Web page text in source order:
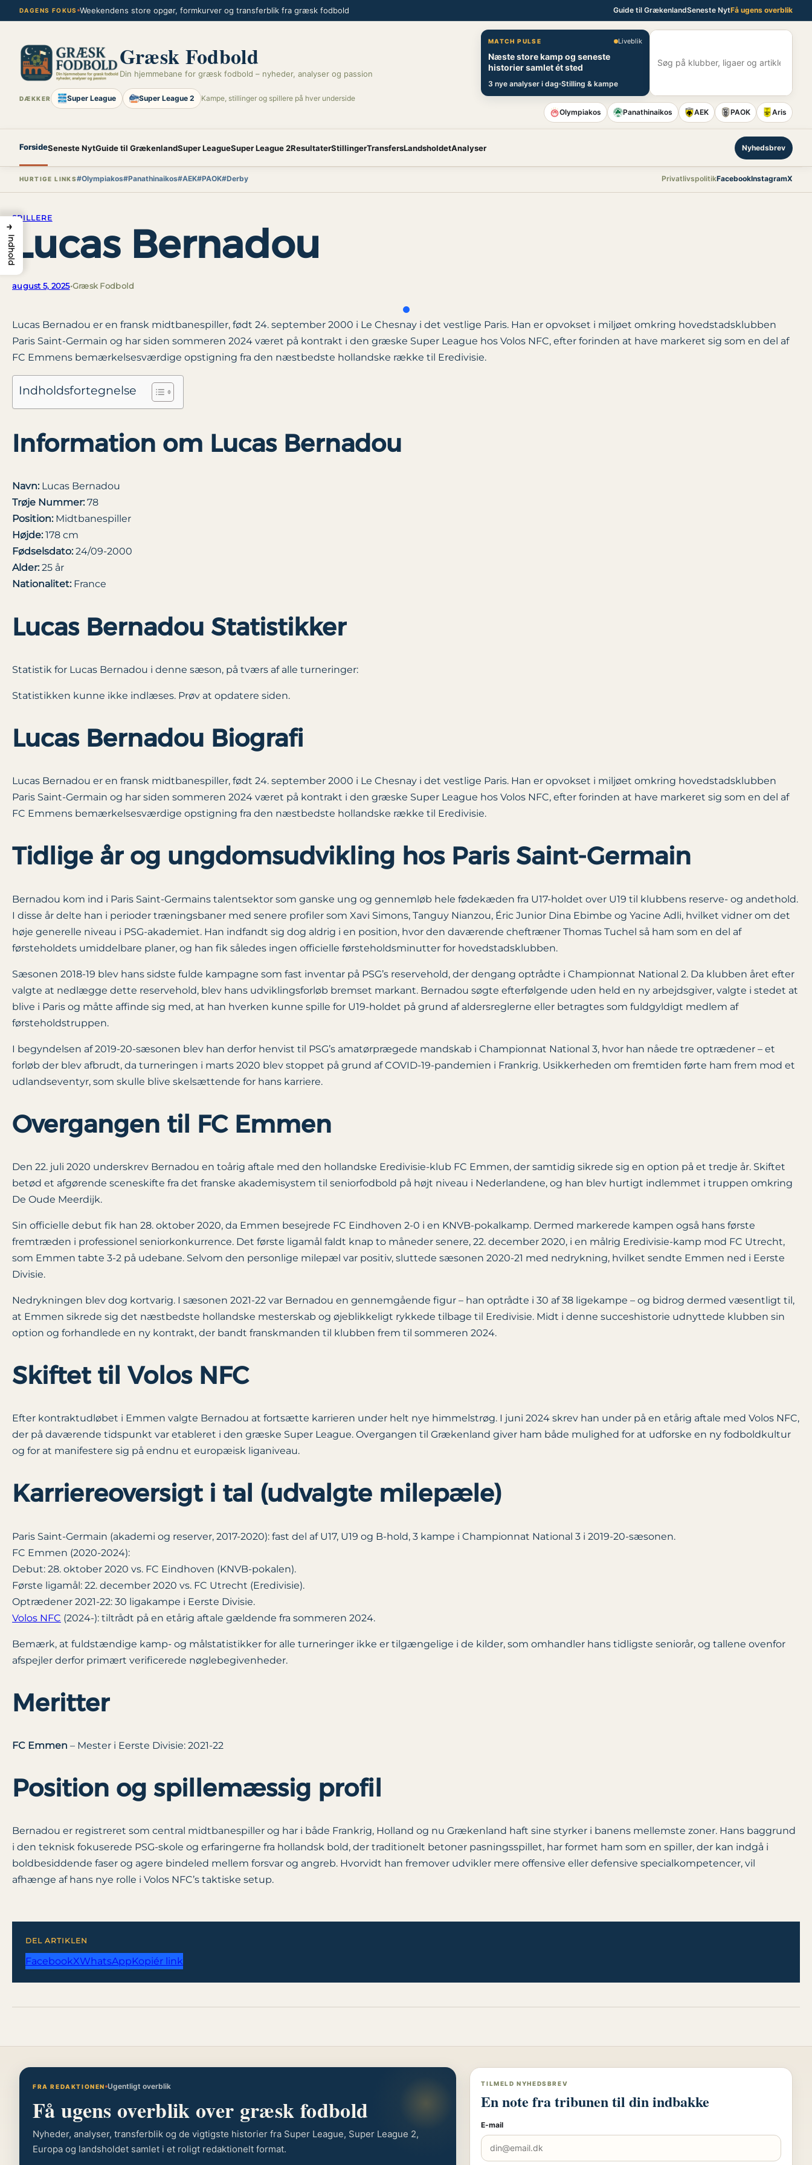
Spring
til
DAGENS FOKUS Weekendens store opgør, formkurver og transferblik fra græsk fodbold Guide til GrækenlandSeneste NytFå ugens overblik
Græsk Fodbold
Din hjemmebane for græsk fodbold – nyheder, analyser og passion
DÆKKER Super League Super League 2 Kampe, stillinger og spillere på hver underside
MATCH PULSE Liveblik
Næste store kamp og seneste
historier samlet ét sted
3 nye analyser i dag Stilling & kampe
Olympiakos Panathinaikos AEK PAOK Aris
ForsideSeneste NytGuide til GrækenlandSuper LeagueSuper League 2ResultaterStillingerTransfersLandsholdetAnalyser Nyhedsbrev
HURTIGE LINKS#Olympiakos#Panathinaikos#AEK#PAOK#Derby PrivatlivspolitikFacebookInstagramX
SPILLERE
Lucas Bernadou
august 5, 2025•Græsk Fodbold
Lucas Bernadou er en fransk midtbanespiller, født 24. september 2000 i Le Chesnay i det vestlige Paris. Han er opvokset i miljøet omkring hovedstadsklubben
Paris Saint-Germain og har siden sommeren 2024 været på kontrakt i den græske Super League hos Volos NFC, efter forinden at have markeret sig som en del af
FC Emmens bemærkelsesværdige opstigning fra den næstbedste hollandske række til Eredivisie.
Indholdsfortegnelse
Information om Lucas Bernadou
Navn:Lucas Bernadou
Trøje Nummer:78
Position:Midtbanespiller
Højde:178 cm
Fødselsdato:24/09-2000
Alder:25 år
Nationalitet:France
Lucas Bernadou Statistikker
Statistik for Lucas Bernadou i denne sæson, på tværs af alle turneringer:
Statistikken kunne ikke indlæses. Prøv at opdatere siden.
Lucas Bernadou Biografi
Lucas Bernadou er en fransk midtbanespiller, født 24. september 2000 i Le Chesnay i det vestlige Paris. Han er opvokset i miljøet omkring hovedstadsklubben
Paris Saint-Germain og har siden sommeren 2024 været på kontrakt i den græske Super League hos Volos NFC, efter forinden at have markeret sig som en del af
FC Emmens bemærkelsesværdige opstigning fra den næstbedste hollandske række til Eredivisie.
Tidlige år og ungdomsudvikling hos Paris Saint-Germain
Bernadou kom ind i Paris Saint-Germains talentsektor som ganske ung og gennemløb hele fødekæden fra U17-holdet over U19 til klubbens reserve- og andethold.
I disse år delte han i perioder træningsbaner med senere profiler som Xavi Simons, Tanguy Nianzou, Éric Junior Dina Ebimbe og Yacine Adli, hvilket vidner om det
høje generelle niveau i PSG-akademiet. Han indfandt sig dog aldrig i en position, hvor den daværende cheftræner Thomas Tuchel så ham som en del af
førsteholdets umiddelbare planer, og han fik således ingen officielle førsteholdsminutter for hovedstadsklubben.
Sæsonen 2018-19 blev hans sidste fulde kampagne som fast inventar på PSG’s reservehold, der dengang optrådte i Championnat National 2. Da klubben året efter
valgte at nedlægge dette reservehold, blev hans udviklingsforløb bremset markant. Bernadou søgte efterfølgende uden held en ny arbejdsgiver, valgte i stedet at
blive i Paris og måtte affinde sig med, at han hverken kunne spille for U19-holdet på grund af aldersreglerne eller betragtes som fuldgyldigt medlem af
førsteholdstruppen.
I begyndelsen af 2019-20-sæsonen blev han derfor henvist til PSG’s amatørprægede mandskab i Championnat National 3, hvor han nåede tre optrædener – et
forløb der blev afbrudt, da turneringen i marts 2020 blev stoppet på grund af COVID-19-pandemien i Frankrig. Usikkerheden om fremtiden førte ham frem mod et
udlandseventyr, som skulle blive skelsættende for hans karriere.
Overgangen til FC Emmen
Den 22. juli 2020 underskrev Bernadou en toårig aftale med den hollandske Eredivisie-klub FC Emmen, der samtidig sikrede sig en option på et tredje år. Skiftet
betød et afgørende sceneskifte fra det franske akademisystem til seniorfodbold på højt niveau i Nederlandene, og han blev hurtigt indlemmet i truppen omkring
De Oude Meerdijk.
Sin officielle debut fik han 28. oktober 2020, da Emmen besejrede FC Eindhoven 2-0 i en KNVB-pokalkamp. Dermed markerede kampen også hans første
fremtræden i professionel seniorkonkurrence. Det første ligamål faldt knap to måneder senere, 22. december 2020, i en målrig Eredivisie-kamp mod FC Utrecht,
som Emmen tabte 3-2 på udebane. Selvom den personlige milepæl var positiv, sluttede sæsonen 2020-21 med nedrykning, hvilket sendte Emmen ned i Eerste
Divisie.
Nedrykningen blev dog kortvarig. I sæsonen 2021-22 var Bernadou en gennemgående figur – han optrådte i 30 af 38 ligekampe – og bidrog dermed væsentligt til,
at Emmen sikrede sig det næstbedste hollandske mesterskab og øjeblikkeligt rykkede tilbage til Eredivisie. Midt i denne succeshistorie udnyttede klubben sin
option og forhandlede en ny kontrakt, der bandt franskmanden til klubben frem til sommeren 2024.
Skiftet til Volos NFC
Efter kontraktudløbet i Emmen valgte Bernadou at fortsætte karrieren under helt nye himmelstrøg. I juni 2024 skrev han under på en etårig aftale med Volos NFC,
der på daværende tidspunkt var etableret i den græske Super League. Overgangen til Grækenland giver ham både mulighed for at udforske en ny fodboldkultur
og for at manifestere sig på endnu et europæisk liganiveau.
Karriereoversigt i tal (udvalgte milepæle)
Paris Saint-Germain (akademi og reserver, 2017-2020): fast del af U17, U19 og B-hold, 3 kampe i Championnat National 3 i 2019-20-sæsonen.
FC Emmen (2020-2024):
Debut: 28. oktober 2020 vs. FC Eindhoven (KNVB-pokalen).
Første ligamål: 22. december 2020 vs. FC Utrecht (Eredivisie).
Optrædener 2021-22: 30 ligakampe i Eerste Divisie.
Volos NFC (2024-): tiltrådt på en etårig aftale gældende fra sommeren 2024.
Bemærk, at fuldstændige kamp- og målstatistikker for alle turneringer ikke er tilgængelige i de kilder, som omhandler hans tidligste seniorår, og tallene ovenfor
afspejler derfor primært verificerede nøglebegivenheder.
Meritter
FC Emmen – Mester i Eerste Divisie: 2021-22
Position og spillemæssig profil
Bernadou er registreret som central midtbanespiller og har i både Frankrig, Holland og nu Grækenland haft sine styrker i banens mellemste zoner. Hans baggrund
i den teknisk fokuserede PSG-skole og erfaringerne fra hollandsk bold, der traditionelt betoner pasningsspillet, har formet ham som en spiller, der kan indgå i
boldbesiddende faser og agere bindeled mellem forsvar og angreb. Hvorvidt han fremover udvikler mere offensive eller defensive specialkompetencer, vil
afhænge af hans nye rolle i Volos NFC’s taktiske setup.
DEL ARTIKLEN
FacebookXWhatsAppKopiér link
FRA REDAKTIONEN Ugentligt overblik
Få ugens overblik over græsk fodbold
Nyheder, analyser, transferblik og de vigtigste historier fra Super League, Super League 2,
Europa og landsholdet samlet i et roligt redaktionelt format.
TILMELD NYHEDSBREV
En note fra tribunen til din indbakke
E-mail
→
Indhold